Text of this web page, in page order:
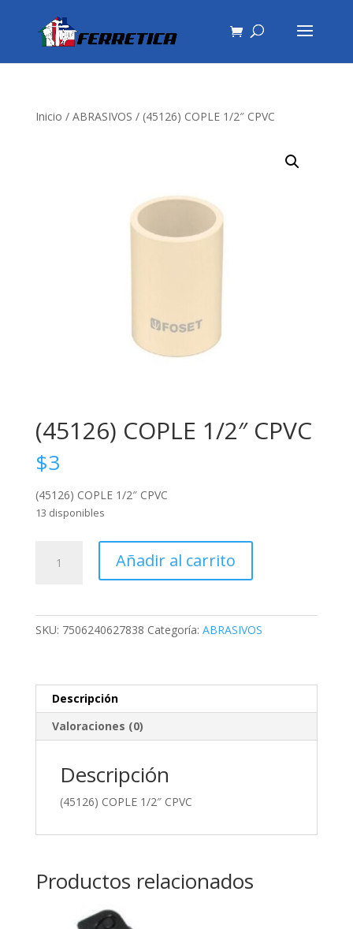
Inicio / ABRASIVOS / (45126) COPLE 1/2″ CPVC
(45126) COPLE 1/2″ CPVC
$3
(45126) COPLE 1/2″ CPVC
13 disponibles
COPLE
Añadir al carrito
SKU: 7506240627838 Categoría: ABRASIVOS
Descripción
Valoraciones (0)
Descripción
(45126) COPLE 1/2″ CPVC
Productos relacionados